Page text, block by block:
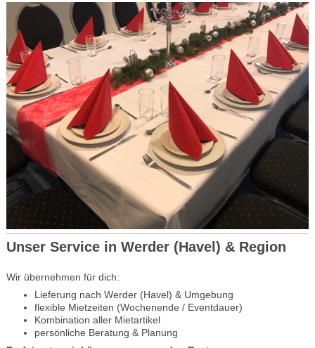
Unser Service in Werder (Havel) & Region
Wir übernehmen für dich:
Lieferung nach Werder (Havel) & Umgebung
flexible Mietzeiten (Wochenende / Eventdauer)
Kombination aller Mietartikel
persönliche Beratung & Planung